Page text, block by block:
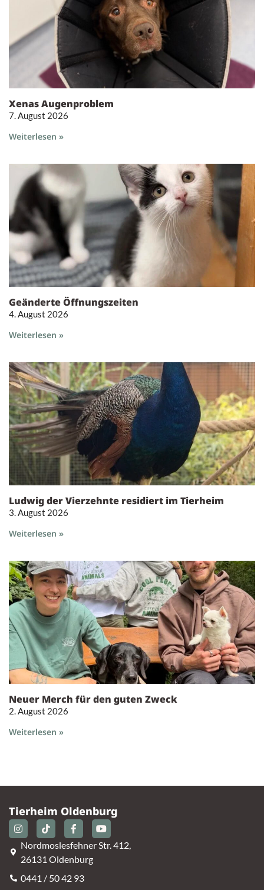
Xenas Augenproblem
7. August 2026
Weiterlesen »
Geänderte Öffnungszeiten
4. August 2026
Weiterlesen »
Ludwig der Vierzehnte residiert im Tierheim
3. August 2026
Weiterlesen »
Neuer Merch für den guten Zweck
2. August 2026
Weiterlesen »
Tierheim Oldenburg
Nordmoslesfehner Str. 412,
26131 Oldenburg
0441 / 50 42 93